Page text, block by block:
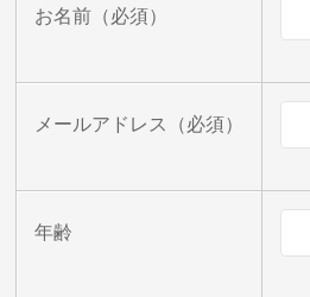
お名前 （必須）
メールアドレス （必須）
年齢